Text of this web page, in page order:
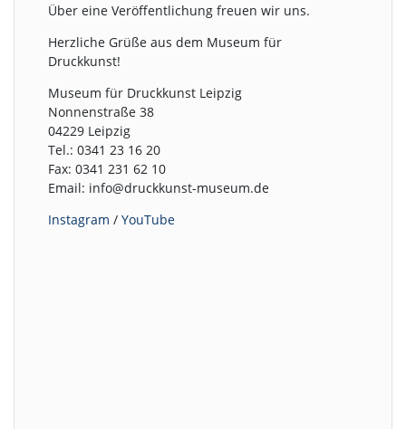
Über eine Veröffentlichung freuen wir uns.
Herzliche Grüße aus dem Museum für
Druckkunst!
Museum für Druckkunst Leipzig
Nonnenstraße 38
04229 Leipzig
Tel.: 0341 23 16 20
Fax: 0341 231 62 10
Email: info@druckkunst-museum.de
Instagram /YouTube